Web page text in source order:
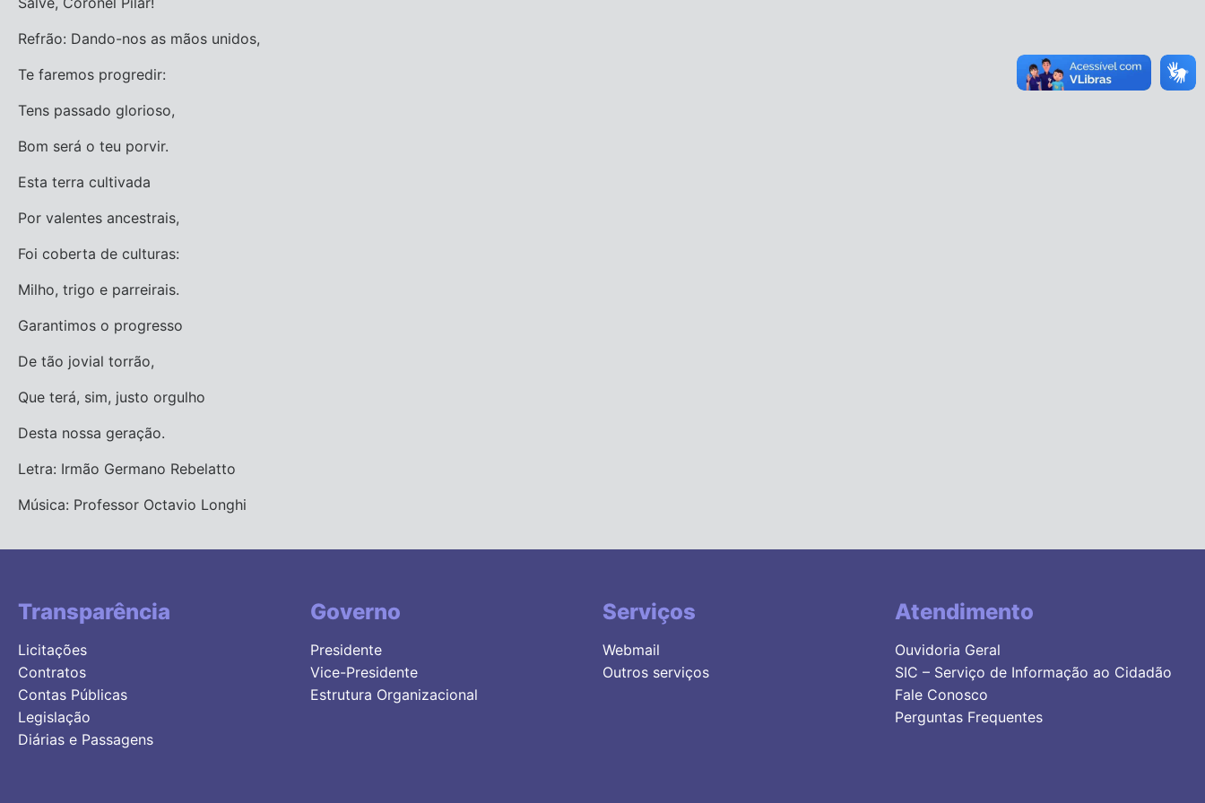
Refrão: Dando-nos as mãos unidos,
Te faremos progredir:
Tens passado glorioso,
Bom será o teu porvir.
Esta terra cultivada
Por valentes ancestrais,
Foi coberta de culturas:
Milho, trigo e parreirais.
Garantimos o progresso
De tão jovial torrão,
Que terá, sim, justo orgulho
Desta nossa geração.
Letra: Irmão Germano Rebelatto
Música: Professor Octavio Longhi
Transparência
Licitações
Contratos
Contas Públicas
Legislação
Diárias e Passagens
Governo
Presidente
Vice-Presidente
Estrutura Organizacional
Serviços
Webmail
Outros serviços
Atendimento
Ouvidoria Geral
SIC – Serviço de Informação ao Cidadão
Fale Conosco
Perguntas Frequentes